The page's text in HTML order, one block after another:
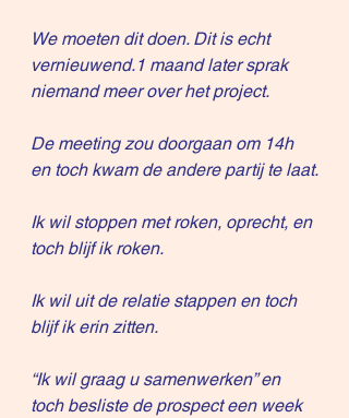
We moeten dit doen. Dit is echt
vernieuwend.1 maand later sprak
niemand meer over het project.
De meeting zou doorgaan om 14h
en toch kwam de andere partij te laat.
Ik wil stoppen met roken, oprecht, en
toch blijf ik roken.
Ik wil uit de relatie stappen en toch
blijf ik erin zitten.
“Ik wil graag u samenwerken” en
toch besliste de prospect een week